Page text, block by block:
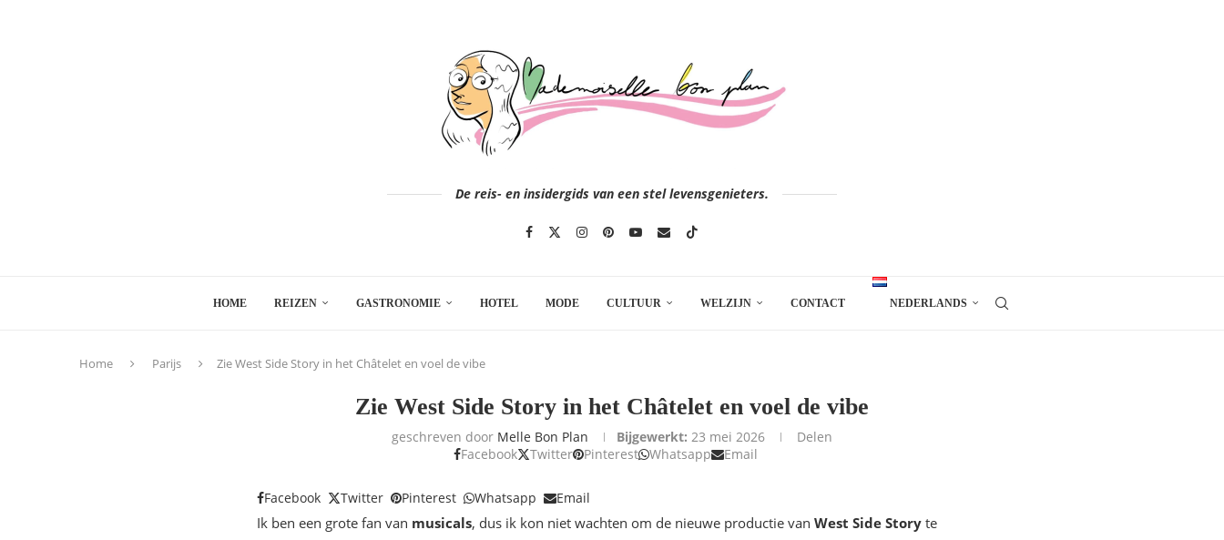
De reis- en insidergids van een stel levensgenieters.
HOME REIZEN GASTRONOMIE HOTEL MODE CULTUUR WELZIJN CONTACT NEDERLANDS
Home Parijs Zie West Side Story in het Châtelet en voel de vibe
Zie West Side Story in het Châtelet en voel de vibe
geschreven door Melle Bon Plan Bijgewerkt: 23 mei 2026
Delen
Facebook
Twitter Pinterest Whatsapp Email
Facebook Twitter Pinterest Whatsapp Email
Ik ben een grote fan van musicals, dus ik kon niet wachten om de nieuwe productie van West Side Story te